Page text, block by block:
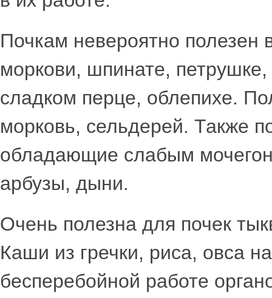
Почкам невероятно полезен
моркови, шпинате,
сладком перце, облепихе.
морковь, сельдерей. Также
обладающие слабым
арбузы, дыни.
Очень полезна для почек
Каши из гречки, риса, овса
бесперебойной работе